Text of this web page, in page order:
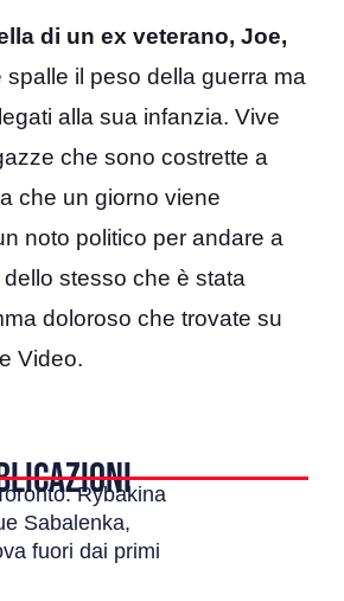
di un ex veterano, Joe,
il peso della guerra ma
alla sua infanzia. Vive
che sono costrette a
che un giorno viene
noto politico per andare a
stesso che è stata
doloroso che trovate su
Video.
Rybakina
Sabalenka,
fuori dai primi